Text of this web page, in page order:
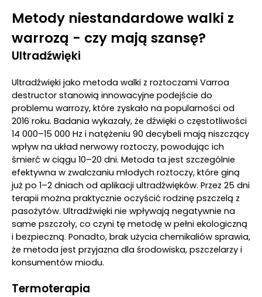
Metody niestandardowe walki z
warrozą - czy mają szansę?
Ultradźwięki
Ultradźwięki jako metoda walki z roztoczami Varroa
destructor stanowią innowacyjne podejście do
problemu warrozy, które zyskało na popularności od
2016 roku. Badania wykazały, że dźwięki o częstotliwości
14 000–15 000 Hz i natężeniu 90 decybeli mają niszczący
wpływ na układ nerwowy roztoczy, powodując ich
śmierć w ciągu 10–20 dni. Metoda ta jest szczególnie
efektywna w zwalczaniu młodych roztoczy, które giną
już po 1–2 dniach od aplikacji ultradźwięków. Przez 25 dni
terapii można praktycznie oczyścić rodzinę pszczelą z
pasożytów. Ultradźwięki nie wpływają negatywnie na
same pszczoły, co czyni tę metodę w pełni ekologiczną
i bezpieczną. Ponadto, brak użycia chemikaliów sprawia,
że metoda jest przyjazna dla środowiska, pszczelarzy i
konsumentów miodu.
Termoterapia